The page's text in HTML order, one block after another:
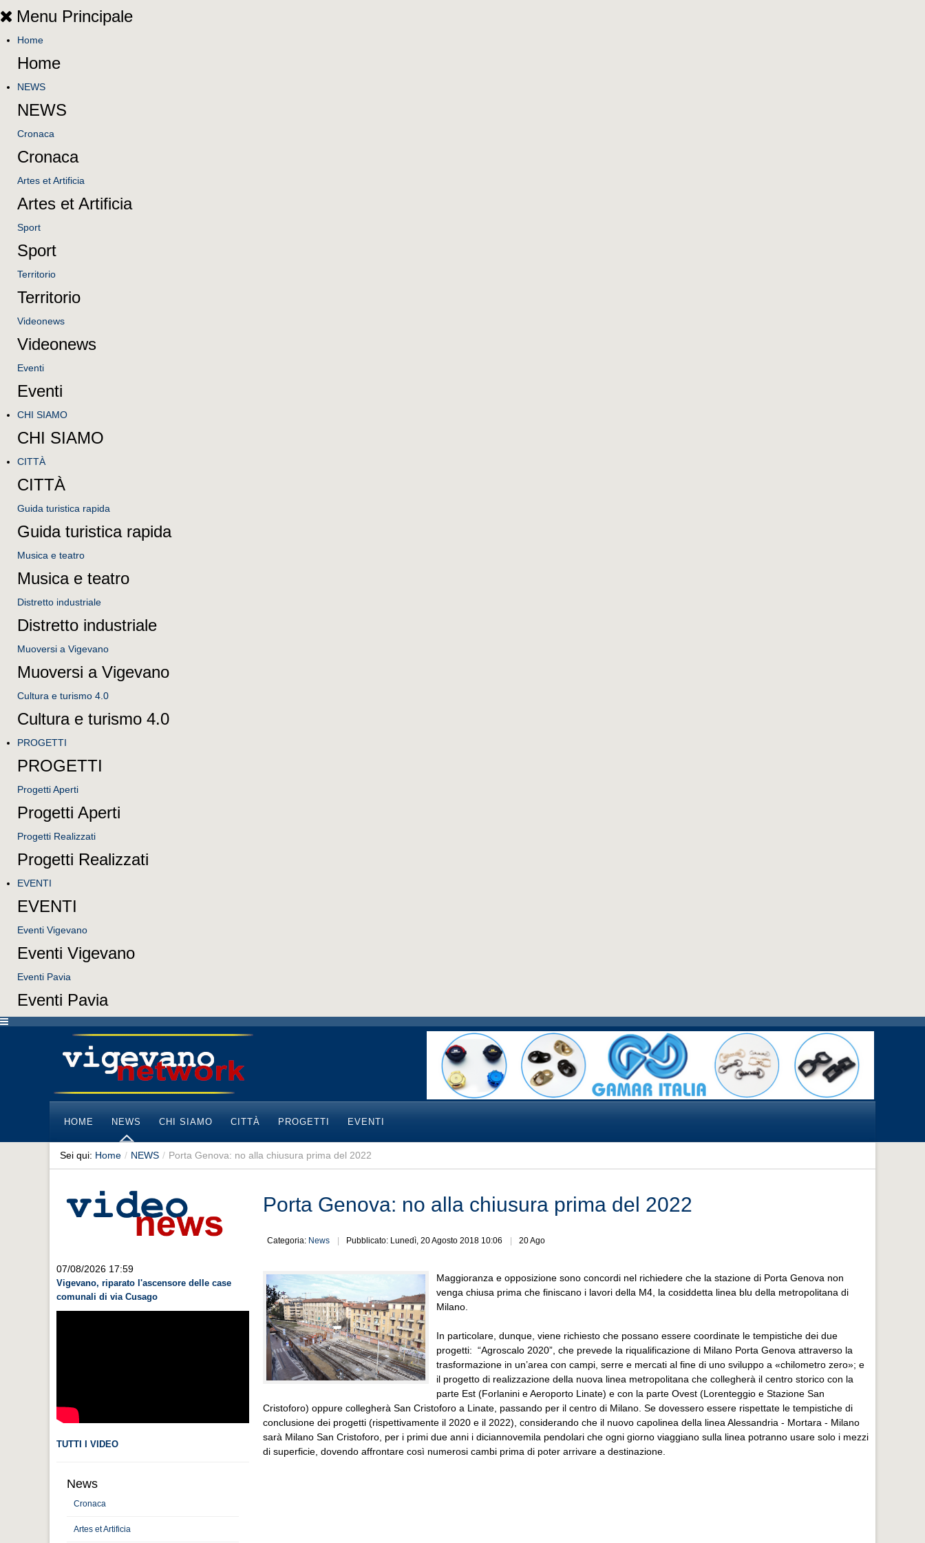
Menu Principale
Home
Home
NEWS
NEWS
Cronaca
Cronaca
Artes et Artificia
Artes et Artificia
Sport
Sport
Territorio
Territorio
Videonews
Videonews
Eventi
Eventi
CHI SIAMO
CHI SIAMO
CITTÀ
CITTÀ
Guida turistica rapida
Guida turistica rapida
Musica e teatro
Musica e teatro
Distretto industriale
Distretto industriale
Muoversi a Vigevano
Muoversi a Vigevano
Cultura e turismo 4.0
Cultura e turismo 4.0
PROGETTI
PROGETTI
Progetti Aperti
Progetti Aperti
Progetti Realizzati
Progetti Realizzati
EVENTI
EVENTI
Eventi Vigevano
Eventi Vigevano
Eventi Pavia
Eventi Pavia
HOME NEWS CHI SIAMO CITTÀ PROGETTI EVENTI
Sei qui: Home / NEWS / Porta Genova: no alla chiusura prima del 2022
07/08/2026 17:59
Vigevano, riparato l'ascensore delle case
comunali di via Cusago
TUTTI I VIDEO
News
Cronaca
Artes et Artificia
Porta Genova: no alla chiusura prima del 2022
Categoria: News Pubblicato: Lunedì, 20 Agosto 2018 10:06 20 Ago
Maggioranza e opposizione sono concordi nel richiedere che la stazione di Porta Genova non
venga chiusa prima che finiscano i lavori della M4, la cosiddetta linea blu della metropolitana di
Milano.
In particolare, dunque, viene richiesto che possano essere coordinate le tempistiche dei due
progetti: “Agroscalo 2020”, che prevede la riqualificazione di Milano Porta Genova attraverso la
trasformazione in un’area con campi, serre e mercati al fine di uno sviluppo a «chilometro zero»; e
il progetto di realizzazione della nuova linea metropolitana che collegherà il centro storico con la
parte Est (Forlanini e Aeroporto Linate) e con la parte Ovest (Lorenteggio e Stazione San
Cristoforo) oppure collegherà San Cristoforo a Linate, passando per il centro di Milano. Se dovessero essere rispettate le tempistiche di
conclusione dei progetti (rispettivamente il 2020 e il 2022), considerando che il nuovo capolinea della linea Alessandria - Mortara - Milano
sarà Milano San Cristoforo, per i primi due anni i diciannovemila pendolari che ogni giorno viaggiano sulla linea potranno usare solo i mezzi
di superficie, dovendo affrontare così numerosi cambi prima di poter arrivare a destinazione.